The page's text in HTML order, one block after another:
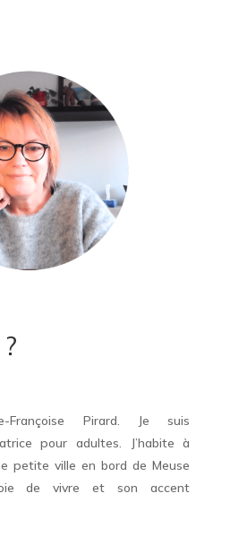
Françoise Pirard. Je suis
pour adultes. J’habite à
petite ville en bord de Meuse
de vivre et son accent